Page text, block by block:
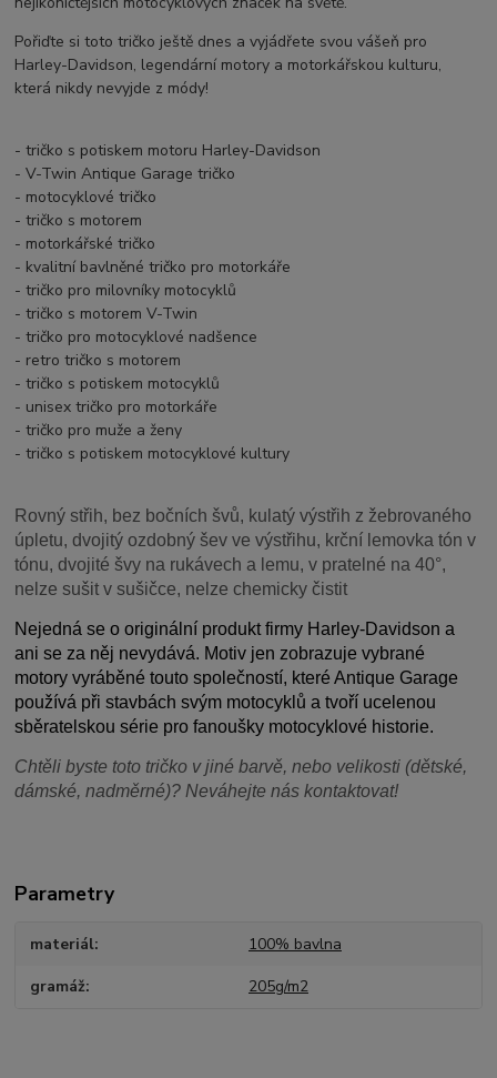
Pořiďte si toto tričko ještě dnes a vyjádřete svou vášeň pro
Harley-Davidson, legendární motory a motorkářskou kulturu,
která nikdy nevyjde z módy!
- tričko s potiskem motoru Harley-Davidson
- V-Twin Antique Garage tričko
- motocyklové tričko
- tričko s motorem
- motorkářské tričko
- kvalitní bavlněné tričko pro motorkáře
- tričko pro milovníky motocyklů
- tričko s motorem V-Twin
- tričko pro motocyklové nadšence
- retro tričko s motorem
- tričko s potiskem motocyklů
- unisex tričko pro motorkáře
- tričko pro muže a ženy
- tričko s potiskem motocyklové kultury
Rovný střih, bez bočních švů, kulatý výstřih z žebrovaného
úpletu, dvojitý ozdobný šev ve výstřihu, krční lemovka tón v
tónu, dvojité švy na rukávech a lemu, v pratelné na 40°,
nelze sušit v sušičce, nelze chemicky čistit
Nejedná se o originální produkt firmy Harley-Davidson a
ani se za něj nevydává. Motiv jen zobrazuje vybrané
motory vyráběné touto společností, které Antique Garage
používá při stavbách svým motocyklů a tvoří ucelenou
sběratelskou série pro fanoušky motocyklové historie.
Chtěli byste toto tričko v jiné barvě, nebo velikosti (dětské,
dámské, nadměrné)? Neváhejte nás kontaktovat!
Parametry
materiál 100% bavlna
gramáž 205g/m2